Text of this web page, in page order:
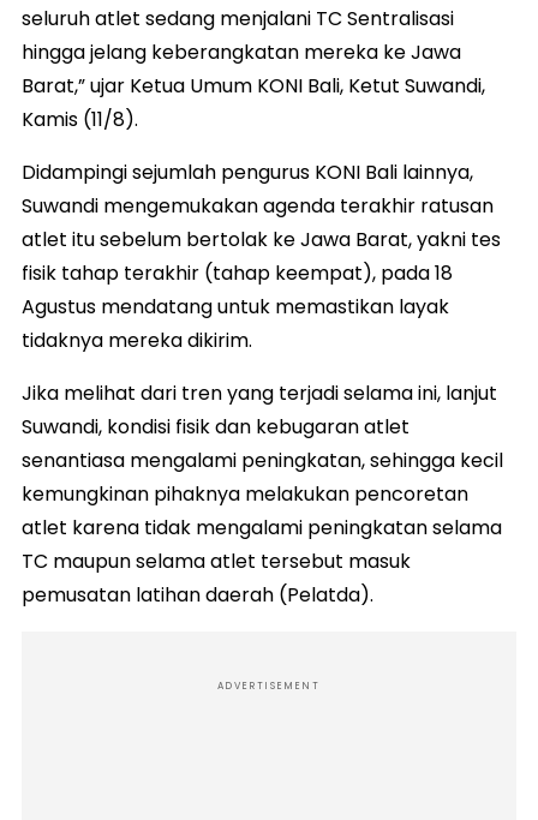
seluruh atlet sedang menjalani TC Sentralisasi
hingga jelang keberangkatan mereka ke Jawa
Barat,” ujar Ketua Umum KONI Bali, Ketut Suwandi,
Kamis (11/8).
Didampingi sejumlah pengurus KONI Bali lainnya,
Suwandi mengemukakan agenda terakhir ratusan
atlet itu sebelum bertolak ke Jawa Barat, yakni tes
fisik tahap terakhir (tahap keempat), pada 18
Agustus mendatang untuk memastikan layak
tidaknya mereka dikirim.
Jika melihat dari tren yang terjadi selama ini, lanjut
Suwandi, kondisi fisik dan kebugaran atlet
senantiasa mengalami peningkatan, sehingga kecil
kemungkinan pihaknya melakukan pencoretan
atlet karena tidak mengalami peningkatan selama
TC maupun selama atlet tersebut masuk
pemusatan latihan daerah (Pelatda).
ADVERTISEMENT